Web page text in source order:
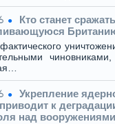
Кто станет
Укрепление
к
над вооружениями